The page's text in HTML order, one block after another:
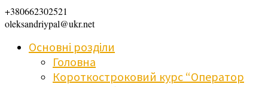
+380662302521
oleksandriypal@ukr.net
Основні розділи
Головна
Короткостроковий курс “Оператор